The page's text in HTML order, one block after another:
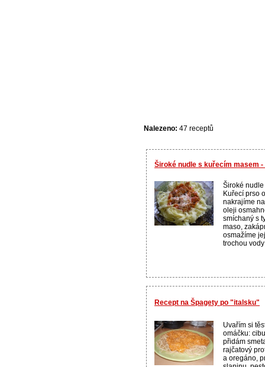
Nalezeno: 47 receptů
Široké nudle s kuřecím masem
Široké
Kuřecí prso
nakrajíme
oleji
smíchaný s
maso,
osmažíme
trochou
Recept na Špagety po "italsku"
Uvařím si
omáčku:
přidám
rajčatový
a oregáno,